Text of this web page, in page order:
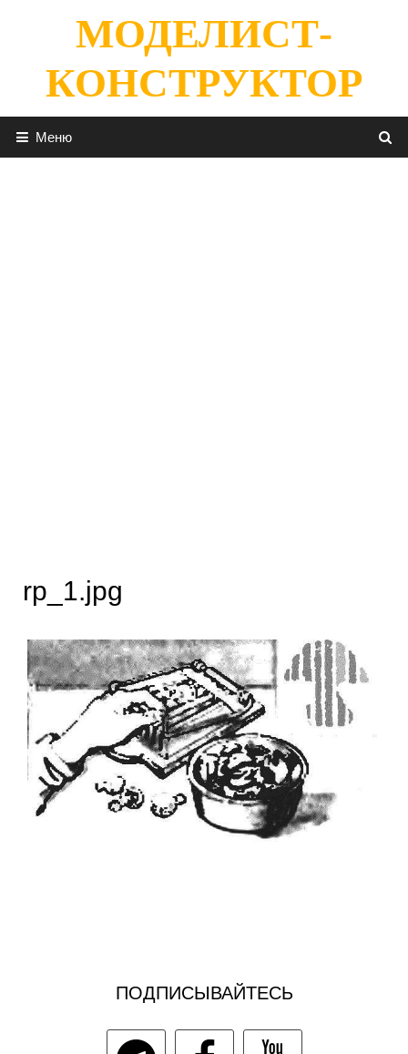
содержимомуМОДЕЛИСТ-
КОНСТРУКТОР
Меню
rp_1.jpg
ПОДПИСЫВАЙТЕСЬ